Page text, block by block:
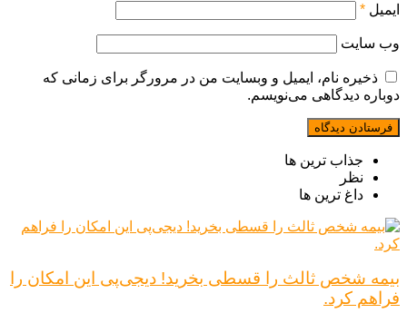
ایمیل *
وب‌ سایت
ذخیره نام، ایمیل و وبسایت من در مرورگر برای زمانی که
دوباره دیدگاهی می‌نویسم.
جذاب ترین ها
نظر
داغ ترین ها
بیمه شخص ثالث را قسطی بخرید! دیجی‌پی این امکان را
فراهم کرد.